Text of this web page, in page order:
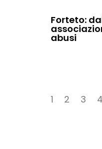
Forteto:
abusi
1 2 3 4